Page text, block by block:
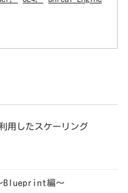
したスケーリング
Blueprint編～